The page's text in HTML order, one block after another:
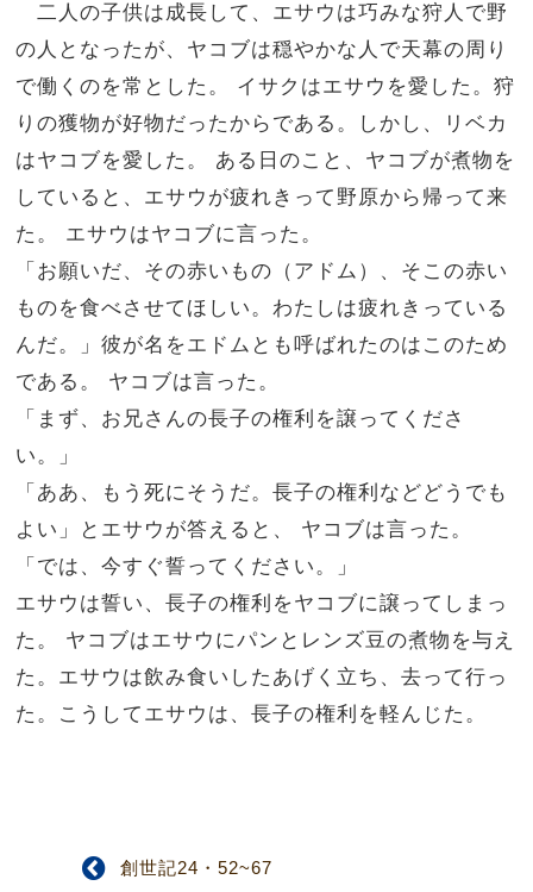
二人の子供は成長して、エサウは巧みな狩人で野
の人となったが、ヤコブは穏やかな人で天幕の周り
で働くのを常とした。
イサクはエサウを愛した。狩
りの獲物が好物だったからである。しかし、リベカ
はヤコブを愛した。
ある日のこと、ヤコブが煮物を
していると、エサウが疲れきって野原から帰って来
た。
エサウはヤコブに言った。
「お願いだ、その赤いもの（アドム）、そこの赤い
ものを食べさせてほしい。わたしは疲れきっている
んだ。」彼が名をエドムとも呼ばれたのはこのため
である。
ヤコブは言った。
「まず、お兄さんの長子の権利を譲ってくださ
い。」
「ああ、もう死にそうだ。長子の権利などどうでも
よい」とエサウが答えると、
ヤコブは言った。
「では、今すぐ誓ってください。」
エサウは誓い、長子の権利をヤコブに譲ってしまっ
た。
ヤコブはエサウにパンとレンズ豆の煮物を与え
た。エサウは飲み食いしたあげく立ち、去って行っ
た。こうしてエサウは、長子の権利を軽んじた。
創世記24・52~67